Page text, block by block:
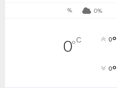
% 0%
0°C 0°
0°